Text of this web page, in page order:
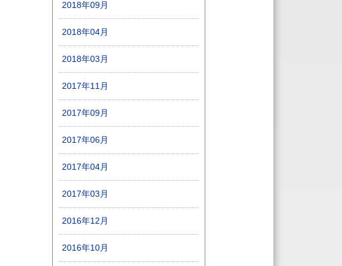
2018年09月
2018年04月
2018年03月
2017年11月
2017年09月
2017年06月
2017年04月
2017年03月
2016年12月
2016年10月